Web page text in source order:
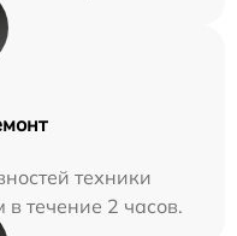
техники
течение 2 часов.